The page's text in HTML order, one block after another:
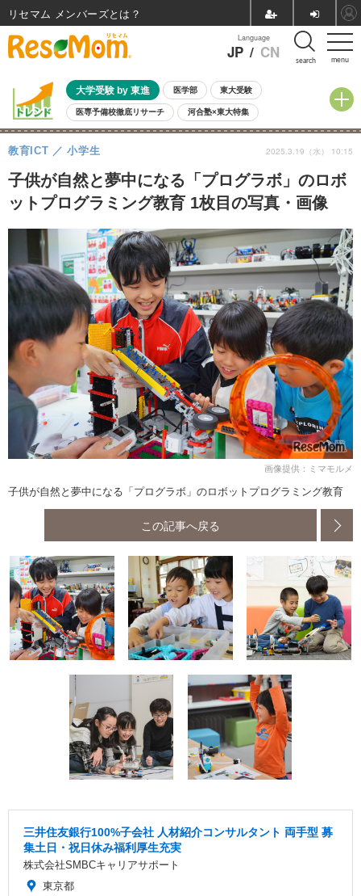
menu
Language
JP / CN search
大学受験 by 東進 医学部 東大受験
医専予備校徹底リサーチ 河合塾×東大特集
親子で考える大学選び 高校受験 中学受験 小学校受験
共通テスト 夏休み
8月開催イベント・WS 全国公立高校 過去問 人気記事
自由研究教材（小学生向け） 自由研究教材（中学生向け） ランキング
子供が自然と夢中になる「プログラボ」のロボ
ットプログラミング教育 1枚目の写真・画像
教育ICT 小学生 2025.3.19（水） 10:15
画像提供：ミマモルメ
子供が自然と夢中になる「プログラボ」のロボットプログラミング教育
この記事へ戻る
三井住友銀行100%子会社 人材紹介コンサルタント 両手型 募
集土日・祝日休み福利厚生充実
株式会社SMBCキャリアサポート
東京都
リセマム メンバーズ